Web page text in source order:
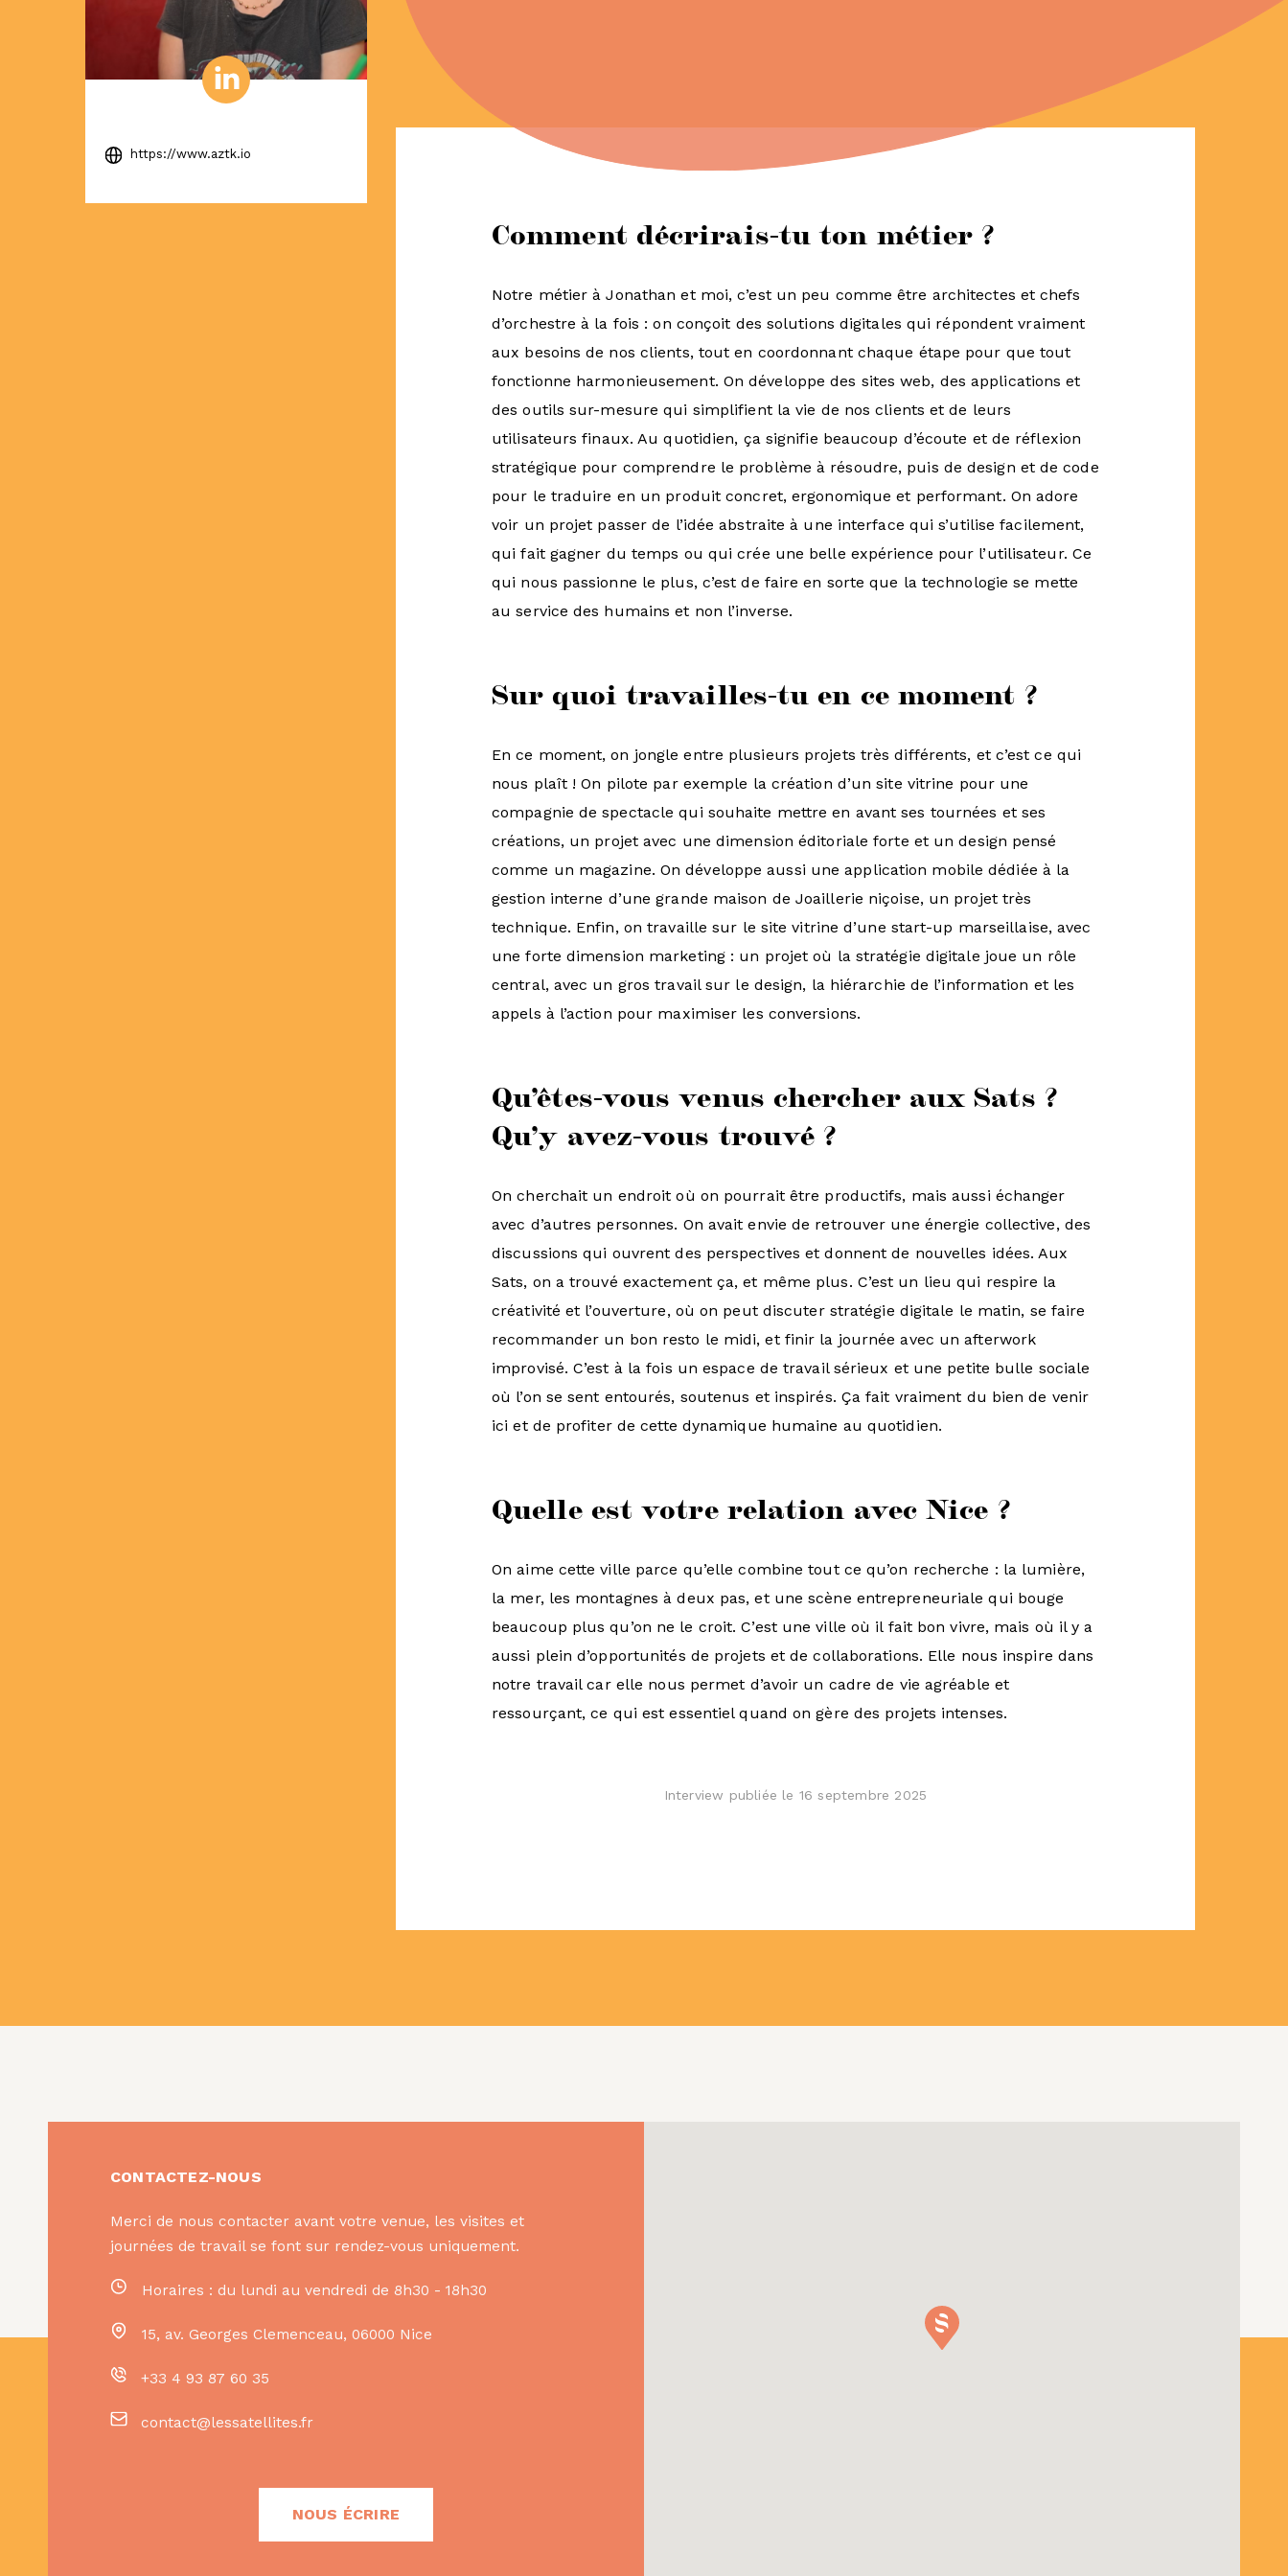
https://www.aztk.io
Comment décrirais-tu ton métier ?
Notre métier à Jonathan et moi, c’est un peu comme être architectes et chefs
d’orchestre à la fois : on conçoit des solutions digitales qui répondent vraiment
aux besoins de nos clients, tout en coordonnant chaque étape pour que tout
fonctionne harmonieusement. On développe des sites web, des applications et
des outils sur-mesure qui simplifient la vie de nos clients et de leurs
utilisateurs finaux. Au quotidien, ça signifie beaucoup d’écoute et de réflexion
stratégique pour comprendre le problème à résoudre, puis de design et de code
pour le traduire en un produit concret, ergonomique et performant. On adore
voir un projet passer de l’idée abstraite à une interface qui s’utilise facilement,
qui fait gagner du temps ou qui crée une belle expérience pour l’utilisateur. Ce
qui nous passionne le plus, c’est de faire en sorte que la technologie se mette
au service des humains et non l’inverse.
Sur quoi travailles-tu en ce moment ?
En ce moment, on jongle entre plusieurs projets très différents, et c’est ce qui
nous plaît ! On pilote par exemple la création d’un site vitrine pour une
compagnie de spectacle qui souhaite mettre en avant ses tournées et ses
créations, un projet avec une dimension éditoriale forte et un design pensé
comme un magazine. On développe aussi une application mobile dédiée à la
gestion interne d’une grande maison de Joaillerie niçoise, un projet très
technique. Enfin, on travaille sur le site vitrine d’une start-up marseillaise, avec
une forte dimension marketing : un projet où la stratégie digitale joue un rôle
central, avec un gros travail sur le design, la hiérarchie de l’information et les
appels à l’action pour maximiser les conversions.
Qu’êtes-vous venus chercher aux Sats ?
Qu’y avez-vous trouvé ?
On cherchait un endroit où on pourrait être productifs, mais aussi échanger
avec d’autres personnes. On avait envie de retrouver une énergie collective, des
discussions qui ouvrent des perspectives et donnent de nouvelles idées. Aux
Sats, on a trouvé exactement ça, et même plus. C’est un lieu qui respire la
créativité et l’ouverture, où on peut discuter stratégie digitale le matin, se faire
recommander un bon resto le midi, et finir la journée avec un afterwork
improvisé. C’est à la fois un espace de travail sérieux et une petite bulle sociale
où l’on se sent entourés, soutenus et inspirés. Ça fait vraiment du bien de venir
ici et de profiter de cette dynamique humaine au quotidien.
Quelle est votre relation avec Nice ?
On aime cette ville parce qu’elle combine tout ce qu’on recherche : la lumière,
la mer, les montagnes à deux pas, et une scène entrepreneuriale qui bouge
beaucoup plus qu’on ne le croit. C’est une ville où il fait bon vivre, mais où il y a
aussi plein d’opportunités de projets et de collaborations. Elle nous inspire dans
notre travail car elle nous permet d’avoir un cadre de vie agréable et
ressourçant, ce qui est essentiel quand on gère des projets intenses.
Interview publiée le 16 septembre 2025
CONTACTEZ-NOUS
Merci de nous contacter avant votre venue, les visites et
journées de travail se font sur rendez-vous uniquement.
Horaires : du lundi au vendredi de 8h30 - 18h30
15, av. Georges Clemenceau, 06000 Nice
+33 4 93 87 60 35
contact@lessatellites.fr
NOUS ÉCRIRE